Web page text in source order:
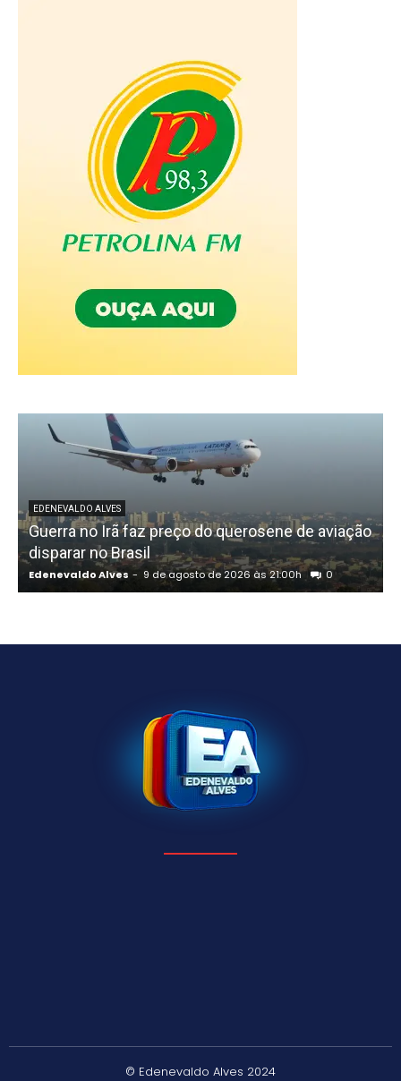
EDENEVALDO ALVES
Guerra no Irã faz preço do querosene de aviação
disparar no Brasil
Edenevaldo Alves - 9 de agosto de 2026 às 21:00h 0
© Edenevaldo Alves 2024